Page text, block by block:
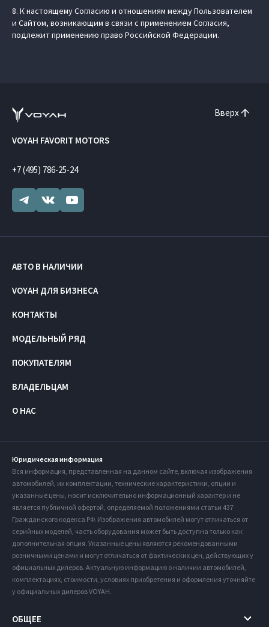
8. К настоящему Согласию и отношениям между Пользователем
и Сайтом, возникающим в связи с применением Согласия,
подлежит применению право Российской Федерации.
Вверх
VOYAH FAVORIT MOTORS
+7 (495) 786-25-24
АВТО В НАЛИЧИИ
VOYAH ДЛЯ БИЗНЕСА
КОНТАКТЫ
МОДЕЛЬНЫЙ РЯД
ПОКУПАТЕЛЯМ
ВЛАДЕЛЬЦАМ
О НАС
Юридическая информация
Вся информация, представленная на данном сайте, включая изображения
автомобилей, их комплектации, технические характеристики, опции и
указанные цены, носит исключительно информационный характер и не
является публичной офертой, определяемой положениями статьи 437
Гражданского кодекса РФ. Изображения автомобилей могут отличаться от
серийных моделей, часть оборудования может быть доступна только как
дополнительная опция. Указанные цены являются рекомендованными
розничными ценами и могут отличаться от фактических цен, действующих у
официальных дилеров. Актуальную информацию о наличии автомобилей,
комплектациях, стоимости, условиях приобретения и оформления уточняйте
у официальных дилеров VOYAH.
ОБЩЕЕ